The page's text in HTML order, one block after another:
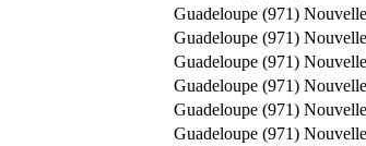
Guadeloupe (971)
Guadeloupe (971)
Guadeloupe (971)
Guadeloupe (971)
Guadeloupe (971)
Guadeloupe (971)